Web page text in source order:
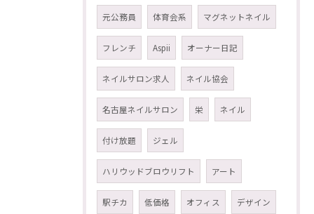
元公務員 体育会系 マグネットネイル
フレンチ Aspii オーナー日記
ネイルサロン求人 ネイル協会
名古屋ネイルサロン 栄 ネイル
付け放題 ジェル
ハリウッドブロウリフト アート
駅チカ 低価格 オフィス デザイン